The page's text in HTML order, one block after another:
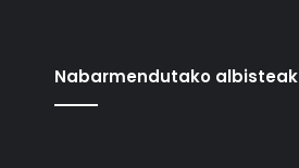
Nabarmendutako albisteak